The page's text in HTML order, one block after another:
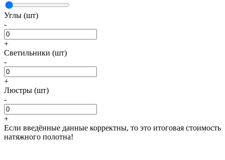
Углы (шт)
-
+
Светильники (шт)
-
+
Люстры (шт)
-
+
Если введённые данные корректны, то это итоговая стоимость
натяжного полотна!